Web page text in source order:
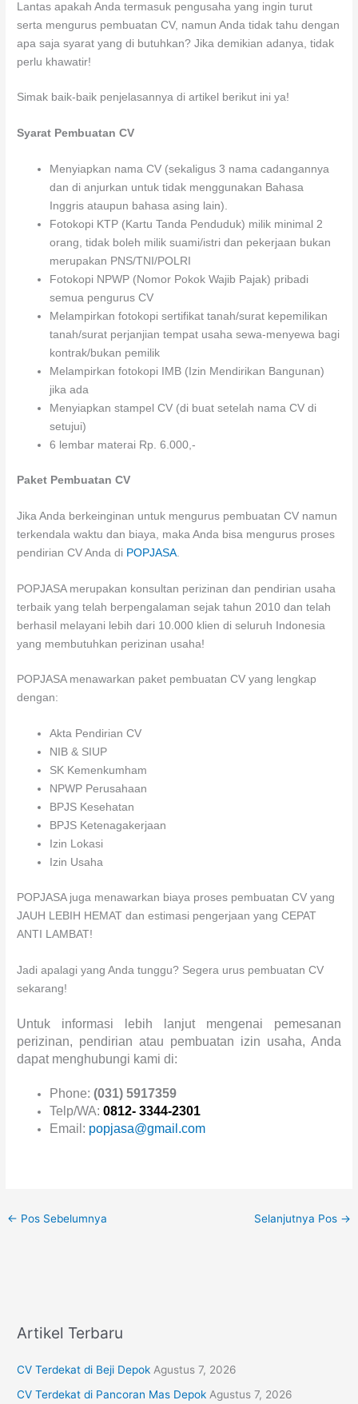
Lantas apakah Anda termasuk pengusaha yang ingin turut
serta mengurus pembuatan CV, namun Anda tidak tahu dengan
apa saja syarat yang di butuhkan? Jika demikian adanya, tidak
perlu khawatir!
Simak baik-baik penjelasannya di artikel berikut ini ya!
Syarat Pembuatan CV
Menyiapkan nama CV (sekaligus 3 nama cadangannya
dan di anjurkan untuk tidak menggunakan Bahasa
Inggris ataupun bahasa asing lain).
Fotokopi KTP (Kartu Tanda Penduduk) milik minimal 2
orang, tidak boleh milik suami/istri dan pekerjaan bukan
merupakan PNS/TNI/POLRI
Fotokopi NPWP (Nomor Pokok Wajib Pajak) pribadi
semua pengurus CV
Melampirkan fotokopi sertifikat tanah/surat kepemilikan
tanah/surat perjanjian tempat usaha sewa-menyewa bagi
kontrak/bukan pemilik
Melampirkan fotokopi IMB (Izin Mendirikan Bangunan)
jika ada
Menyiapkan stampel CV (di buat setelah nama CV di
setujui)
6 lembar materai Rp. 6.000,-
Paket Pembuatan CV
Jika Anda berkeinginan untuk mengurus pembuatan CV namun
terkendala waktu dan biaya, maka Anda bisa mengurus proses
pendirian CV Anda di POPJASA
POPJASA merupakan konsultan perizinan dan pendirian usaha
terbaik yang telah berpengalaman sejak tahun 2010 dan telah
berhasil melayani lebih dari 10.000 klien di seluruh Indonesia
yang membutuhkan perizinan usaha!
POPJASA menawarkan paket pembuatan CV yang lengkap
dengan:
Akta Pendirian CV
NIB & SIUP
SK Kemenkumham
NPWP Perusahaan
BPJS Kesehatan
BPJS Ketenagakerjaan
Izin Lokasi
Izin Usaha
POPJASA juga menawarkan biaya proses pembuatan CV yang
JAUH LEBIH HEMAT dan estimasi pengerjaan yang CEPAT
ANTI LAMBAT!
Jadi apalagi yang Anda tunggu? Segera urus pembuatan CV
sekarang!
Untuk informasi lebih lanjut mengenai pemesanan
perizinan, pendirian atau pembuatan izin usaha, Anda
dapat menghubungi kami di:
Phone:(031) 5917359
Telp/WA:0812- 3344-2301
Email: popjasa@gmail.com
← Pos Sebelumnya Selanjutnya Pos →
Artikel Terbaru
CV Terdekat di Beji Depok Agustus 7, 2026
CV Terdekat di Pancoran Mas Depok Agustus 7, 2026